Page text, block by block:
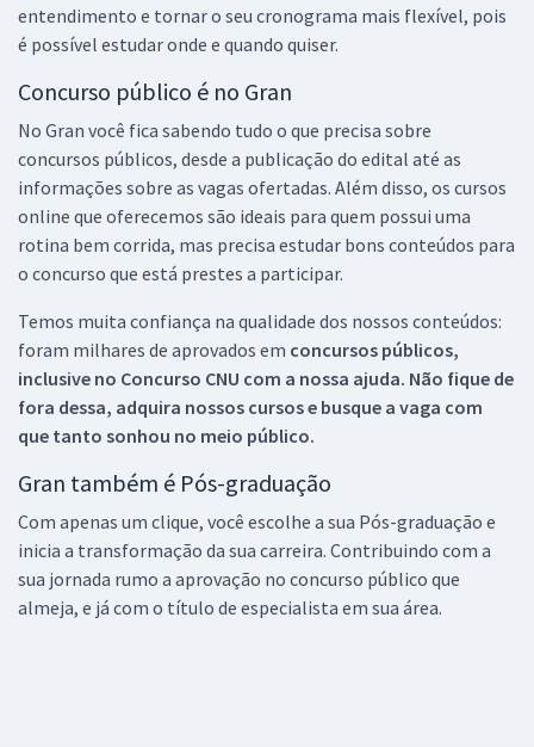
entendimento e tornar o seu cronograma mais flexível, pois
é possível estudar onde e quando quiser.
Concurso público é no Gran
No Gran você fica sabendo tudo o que precisa sobre
concursos públicos, desde a publicação do edital até as
informações sobre as vagas ofertadas. Além disso, os cursos
online que oferecemos são ideais para quem possui uma
rotina bem corrida, mas precisa estudar bons conteúdos para
o concurso que está prestes a participar.
Temos muita confiança na qualidade dos nossos conteúdos:
foram milhares de aprovados em concursos públicos,
inclusive no Concurso CNU com a nossa ajuda. Não fique de
fora dessa, adquira nossos cursos e busque a vaga com
que tanto sonhou no meio público.
Gran também é Pós-graduação
Com apenas um clique, você escolhe a sua Pós-graduação e
inicia a transformação da sua carreira. Contribuindo com a
sua jornada rumo a aprovação no concurso público que
almeja, e já com o título de especialista em sua área.